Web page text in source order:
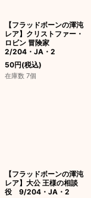
【フラッドボーンの渾沌
レア】クリストファー・
ロビン 冒険家
2/204・JA・2
50円(税込)
在庫数 7個
【フラッドボーンの渾沌
レア】大公 王様の相談
役 9/204・JA・2